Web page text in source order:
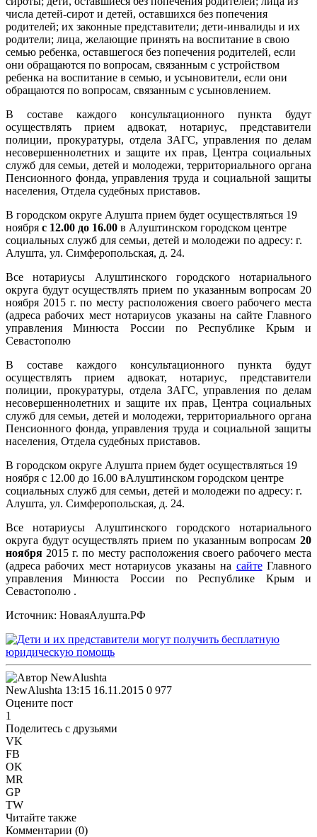
числа детей-сирот и детей, оставшихся без попечения
родителей; их законные представители; дети-инвалиды и их
родители; лица, желающие принять на воспитание в свою
семью ребенка, оставшегося без попечения родителей, если
они обращаются по вопросам, связанным с устройством
ребенка на воспитание в семью, и усыновители, если они
обращаются по вопросам, связанным с усыновлением.
В составе каждого консультационного пункта будут
осуществлять прием адвокат, нотариус, представители
полиции, прокуратуры, отдела ЗАГС, управления по делам
несовершеннолетних и защите их прав, Центра социальных
служб для семьи, детей и молодежи, территориального органа
Пенсионного фонда, управления труда и социальной защиты
населения, Отдела судебных приставов.
В городском округе Алушта прием будет осуществляться 19
ноября с 12.00 до 16.00 в Алуштинском городском центре
социальных служб для семьи, детей и молодежи по адресу: г.
Алушта, ул. Симферопольская, д. 24.
Все нотариусы Алуштинского городского нотариального
округа будут осуществлять прием по указанным вопросам 20
ноября 2015 г. по месту расположения своего рабочего места
(адреса рабочих мест нотариусов указаны на сайте Главного
управления Минюста России по Республике Крым и
Севастополю
В составе каждого консультационного пункта будут
осуществлять прием адвокат, нотариус, представители
полиции, прокуратуры, отдела ЗАГС, управления по делам
несовершеннолетних и защите их прав, Центра социальных
служб для семьи, детей и молодежи, территориального органа
Пенсионного фонда, управления труда и социальной защиты
населения, Отдела судебных приставов.
В городском округе Алушта прием будет осуществляться 19
ноября с 12.00 до 16.00 вАлуштинском городском центре
социальных служб для семьи, детей и молодежи по адресу: г.
Алушта, ул. Симферопольская, д. 24.
Все нотариусы Алуштинского городского нотариального
округа будут осуществлять прием по указанным вопросам 20
ноября 2015 г. по месту расположения своего рабочего места
(адреса рабочих мест нотариусов указаны на сайтеГлавного
управления Минюста России по Республике Крым и
Севастополю .
Источник: НоваяАлушта.РФ
NewAlushta 13:15 16.11.2015 0 977
Оцените пост
1
Поделитесь с друзьями
VK
FB
OK
MR
GP
TW
Читайте также
Комментарии (0)